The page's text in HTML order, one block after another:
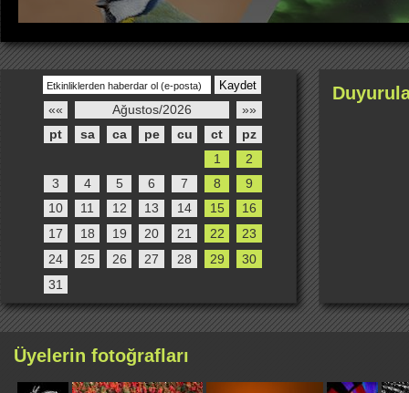
«« Ağustos/2026
»»
pt
sa ca pe cu ct
pz
1
2
3
4 5 6 7 8
9
10
11 12 13 14 15
16
17
18 19 20 21 22
23
24
25 26 27 28 29
30
31
Üyelerin fotoğrafları